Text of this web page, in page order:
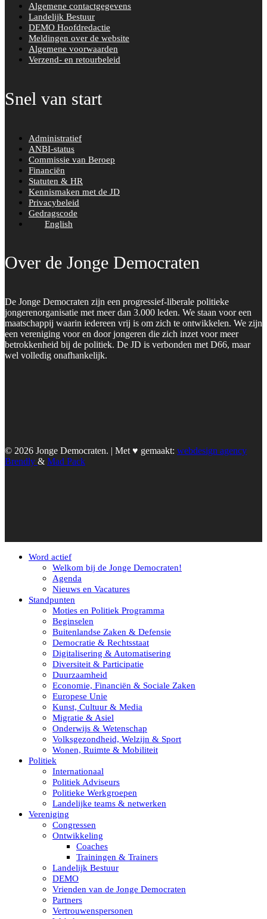
Algemene contactgegevens
Landelijk Bestuur
DEMO Hoofdredactie
Meldingen over de website
Algemene voorwaarden
Verzend- en retourbeleid
Snel van start
Administratief
ANBI-status
Commissie van Beroep
Financiën
Statuten & HR
Kennismaken met de JD
Privacybeleid
Gedragscode
English
Over de Jonge Democraten
De Jonge Democraten zijn een progressief-liberale politieke
jongerenorganisatie met meer dan 3.000 leden. We staan voor een
maatschappij waarin iedereen vrij is om zich te ontwikkelen. We zijn
een vereniging voor en door jongeren die zich inzet voor meer
betrokkenheid bij de politiek. De JD is verbonden met D66, maar
wel volledig onafhankelijk.
© 2026 Jonge Democraten. | Met ♥︎ gemaakt: webdesign agency
Brendly & Mad Pack
Word actief
Welkom bij de Jonge Democraten!
Agenda
Nieuws en Vacatures
Standpunten
Moties en Politiek Programma
Beginselen
Buitenlandse Zaken & Defensie
Democratie & Rechtsstaat
Digitalisering & Automatisering
Diversiteit & Participatie
Duurzaamheid
Economie, Financiën & Sociale Zaken
Europese Unie
Kunst, Cultuur & Media
Migratie & Asiel
Onderwijs & Wetenschap
Volksgezondheid, Welzijn & Sport
Wonen, Ruimte & Mobiliteit
Politiek
Internationaal
Politiek Adviseurs
Politieke Werkgroepen
Landelijke teams & netwerken
Vereniging
Congressen
Ontwikkeling
Coaches
Trainingen & Trainers
Landelijk Bestuur
DEMO
Vrienden van de Jonge Democraten
Partners
Vertrouwenspersonen